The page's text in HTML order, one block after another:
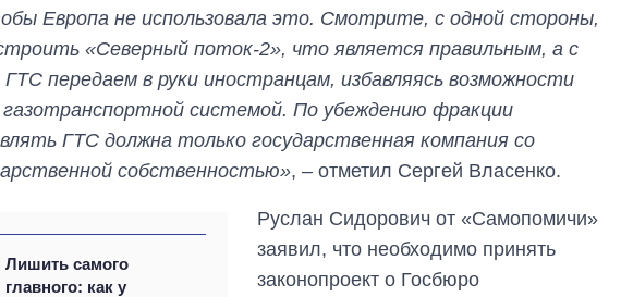
Европа не использовала это. Смотрите, с одной стороны,
«Северный поток-2», что является правильным, а с
передаем в руки иностранцам, избавляясь возможности
газотранспортной системой. По убеждению фракции
ГТС должна только государственная компания со
собственностью», – отметил Сергей Власенко.
Лишить самого
главного: как у
Руслан Сидорович от «Самопомичи»
заявил, что необходимо принять
законопроект о Госбюро